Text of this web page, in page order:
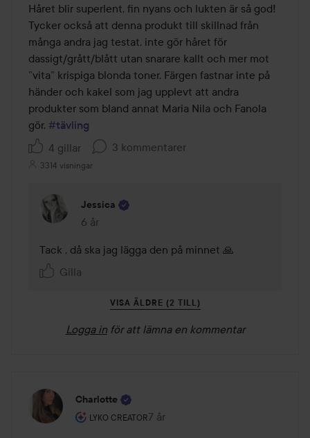
Håret blir superlent, fin nyans och lukten är så god!
Tycker också att denna produkt till skillnad från
många andra jag testat, inte gör håret för
dassigt/grått/blått utan snarare kallt och mer mot
”vita” krispiga blonda toner. Färgen fastnar inte på
händer och kakel som jag upplevt att andra
produkter som bland annat Maria Nila och Fanola
gör. #tävling
4 gillar
3 kommentarer
3314 visningar
Jessica
6 år
Kommentaren lades 6 år
Tack , då ska jag lägga den på minnet 🙏
Gilla
VISA ÄLDRE (2 TILL)
Logga in för att lämna en kommentar
Charlotte
LYKO CREATOR
Användarens roll: Lyko Creator.
7 år
Inlägget skapades 7 år